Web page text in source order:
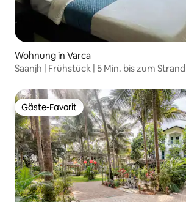
Wohnung in Varca
Saanjh | Frühstück | 5 Min. bis zum Strand
Gäste-Favorit
Gäste-Favorit